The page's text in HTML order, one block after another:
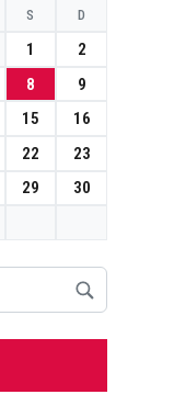
S D
1
2
8
9
15
16
22
23
29
30